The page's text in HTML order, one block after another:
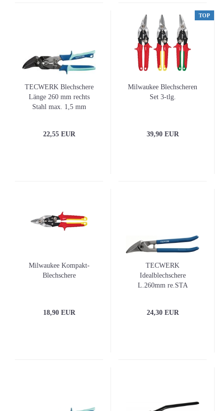
TECWERK Blechschere
Länge 260 mm rechts
Stahl max. 1,5 mm
22,55 EUR
TOP
Milwaukee Blechscheren
Set 3-tlg.
39,90 EUR
Milwaukee Kompakt-
Blechschere
18,90 EUR
TECWERK
Idealblechschere
L.260mm re.STA
24,30 EUR